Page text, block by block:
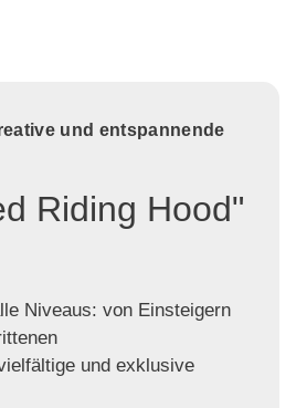
und entspannende
Riding Hood"
Niveaus: von Einsteigern
und exklusive